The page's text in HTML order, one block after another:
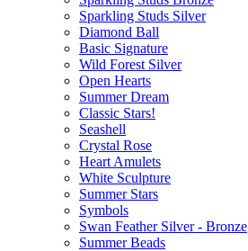
Sparkling Studs Silver
Diamond Ball
Basic Signature
Wild Forest Silver
Open Hearts
Summer Dream
Classic Stars!
Seashell
Crystal Rose
Heart Amulets
White Sculpture
Summer Stars
Symbols
Swan Feather Silver - Bronze
Summer Beads